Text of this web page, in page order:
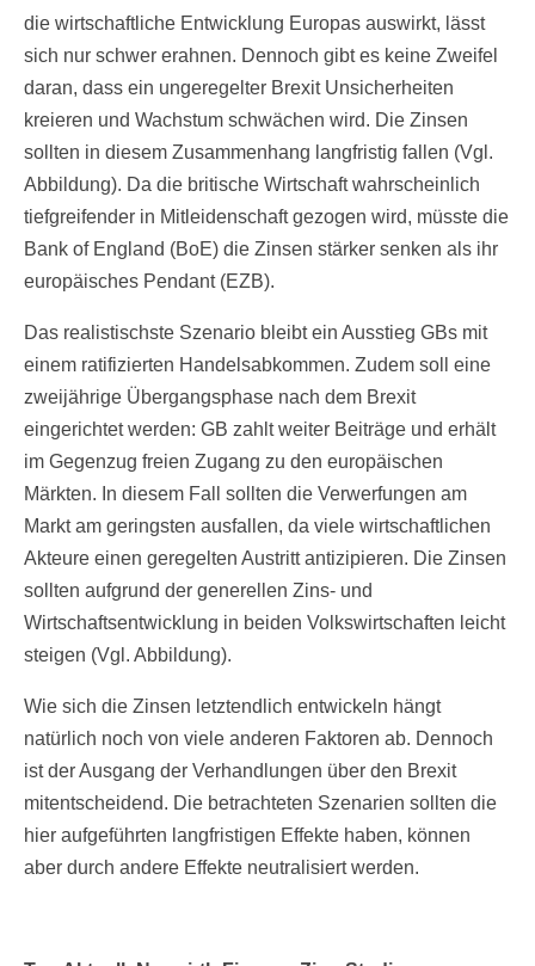
die wirtschaftliche Entwicklung Europas auswirkt, lässt
sich nur schwer erahnen. Dennoch gibt es keine Zweifel
daran, dass ein ungeregelter Brexit Unsicherheiten
kreieren und Wachstum schwächen wird. Die Zinsen
sollten in diesem Zusammenhang langfristig fallen (Vgl.
Abbildung). Da die britische Wirtschaft wahrscheinlich
tiefgreifender in Mitleidenschaft gezogen wird, müsste die
Bank of England (BoE) die Zinsen stärker senken als ihr
europäisches Pendant (EZB).
Das realistischste Szenario bleibt ein Ausstieg GBs mit
einem ratifizierten Handelsabkommen. Zudem soll eine
zweijährige Übergangsphase nach dem Brexit
eingerichtet werden: GB zahlt weiter Beiträge und erhält
im Gegenzug freien Zugang zu den europäischen
Märkten. In diesem Fall sollten die Verwerfungen am
Markt am geringsten ausfallen, da viele wirtschaftlichen
Akteure einen geregelten Austritt antizipieren. Die Zinsen
sollten aufgrund der generellen Zins- und
Wirtschaftsentwicklung in beiden Volkswirtschaften leicht
steigen (Vgl. Abbildung).
Wie sich die Zinsen letztendlich entwickeln hängt
natürlich noch von viele anderen Faktoren ab. Dennoch
ist der Ausgang der Verhandlungen über den Brexit
mitentscheidend. Die betrachteten Szenarien sollten die
hier aufgeführten langfristigen Effekte haben, können
aber durch andere Effekte neutralisiert werden.